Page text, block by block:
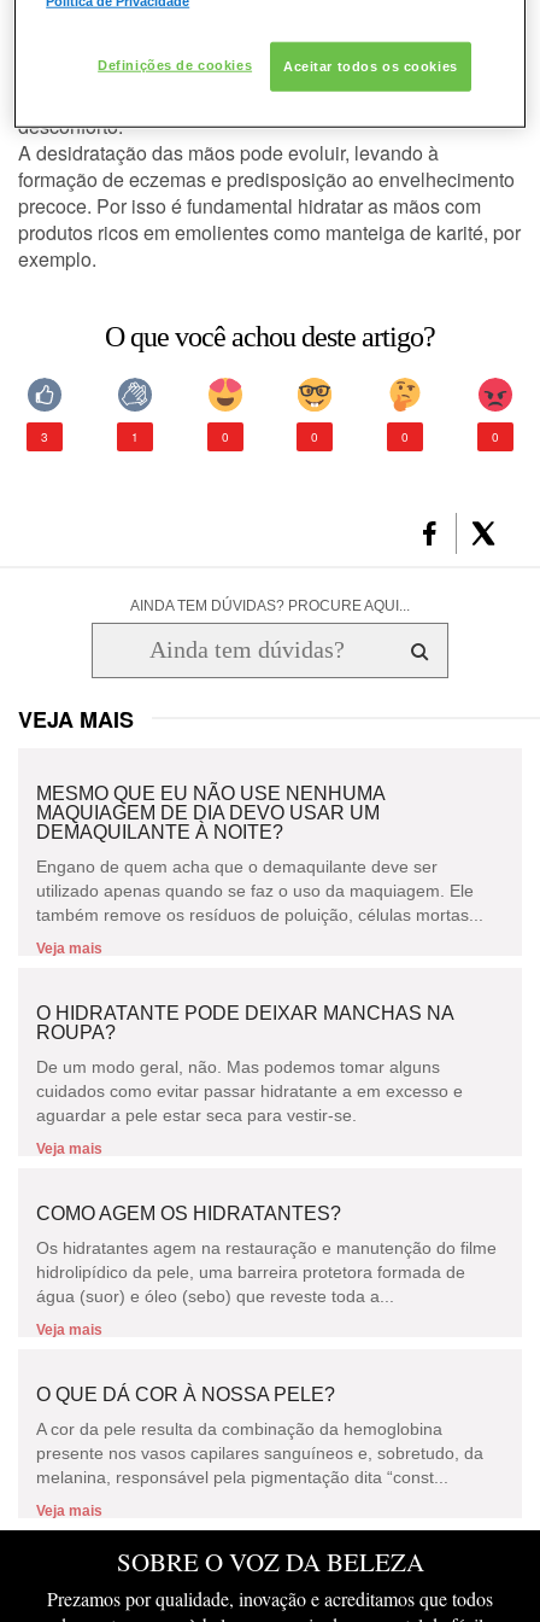
CONSULTORIA DE PRODUTOS LANCÔME
vento, o ar-condicionado, as constantes lavagens e a água
quente são alguns dos fatores que podem tornar a pele
das mãos ressecada, causando uma sensação de
desconforto.
A desidratação das mãos pode evoluir, levando à
formação de eczemas e predisposição ao envelhecimento
precoce. Por isso é fundamental hidratar as mãos com
produtos ricos em emolientes como manteiga de karité, por
exemplo.
O que você achou deste artigo?
3 1 0 0 0 0
AINDA TEM DÚVIDAS? PROCURE AQUI...
VEJA MAIS
MESMO QUE EU NÃO USE NENHUMA
MAQUIAGEM DE DIA DEVO USAR UM
DEMAQUILANTE À NOITE?
Engano de quem acha que o demaquilante deve ser
utilizado apenas quando se faz o uso da maquiagem. Ele
também remove os resíduos de poluição, células mortas...
Veja mais
O HIDRATANTE PODE DEIXAR MANCHAS NA
ROUPA?
De um modo geral, não. Mas podemos tomar alguns
cuidados como evitar passar hidratante a em excesso e
aguardar a pele estar seca para vestir-se.
Veja mais
COMO AGEM OS HIDRATANTES?
Os hidratantes agem na restauração e manutenção do filme
hidrolipídico da pele, uma barreira protetora formada de
água (suor) e óleo (sebo) que reveste toda a...
Veja mais
O QUE DÁ COR À NOSSA PELE?
A cor da pele resulta da combinação da hemoglobina
presente nos vasos capilares sanguíneos e, sobretudo, da
melanina, responsável pela pigmentação dita “const...
Veja mais
SOBRE O VOZ DA BELEZA
Prezamos por qualidade, inovação e acreditamos que todos
Definições de cookies Aceitar todos os cookies